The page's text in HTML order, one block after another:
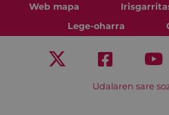
Web mapa
Lege-oharra
Udalaren sare